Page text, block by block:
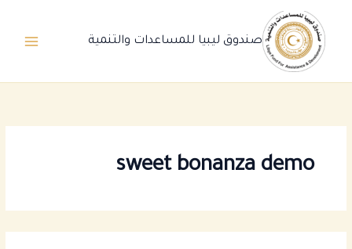
content
صندوق ليبيا للمساعدات والتنمية
sweet bonanza demo